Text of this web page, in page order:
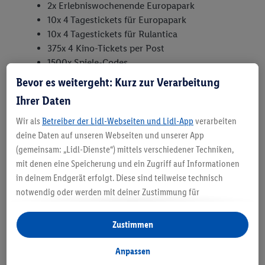
2x Erlebniswochenende Europapark
10x 4 Tagestickets für Europapark
10x 4 Tagestickets für Rulantica
375x 4 Kino-Tickets per Post
1500x Spiele-Codes
4. Schlussbestimmungen
Die Gewinne können nicht auf Dritte übertragen
werden. Barauszahlung und Rechtsweg sind
ausgeschlossen.
Gerichtsstand ist der Sitz des Veranstalters. Es gilt
Schweizer Recht.
einschliesslich der Ermittlung und Bekanntgabe
der Gewinner erfolgt ohne Gewähr.
Bevor es weitergeht: Kurz zur Verarbeitung
Ihrer Daten
Wir als Betreiber der Lidl-Webseiten und Lidl-App verarbeiten
deine Daten auf unseren Webseiten und unserer App
(gemeinsam: „Lidl-Dienste“) mittels verschiedener Techniken,
mit denen eine Speicherung und ein Zugriff auf Informationen
in deinem Endgerät erfolgt. Diese sind teilweise technisch
notwendig oder werden mit deiner Zustimmung für
personalisierte Werbung innerhalb und außerhalb der Lidl-
Dienste verwendet. Sofern du Teilnehmer des Lidl Plus-
Programms bist, werden für diese Zwecke auch Daten aus
Anpassen
Zustimmen